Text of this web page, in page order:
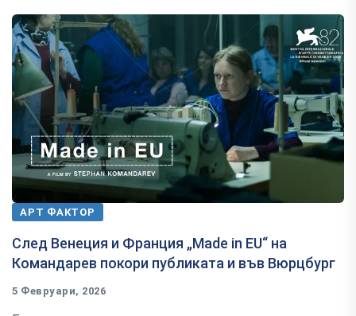
АРТ ФАКТОР
След Венеция и Франция „Made in EU“ на
Командарев покори публиката и във Вюрцбург
5 Февруари, 2026